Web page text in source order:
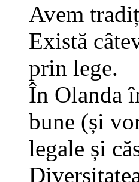
Avem
Există
prin lege.
În Olanda
bune (și
legale și